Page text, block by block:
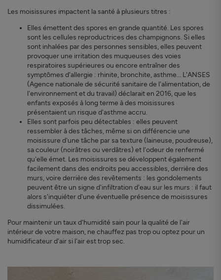
Les moisissures impactent la santé à plusieurs titres :
Elles émettent des spores en grande quantité. Les spores
sont les cellules reproductrices des champignons. Si elles
sont inhalées par des personnes sensibles, elles peuvent
provoquer une irritation des muqueuses des voies
respiratoires supérieures ou encore entraîner des
symptômes d'allergie : rhinite, bronchite, asthme... L'ANSES
(Agence nationale de sécurité sanitaire de l'alimentation, de
l'environnement et du travail) déclarait en 2016, que les
enfants exposés à long terme à des moisissures
présentaient un risque d'asthme accru.
Elles sont parfois peu détectables : elles peuvent
ressembler à des tâches, même si on différencie une
moisissure d'une tâche par sa texture (laineuse, poudreuse),
sa couleur (noirâtres ou verdâtres) et l'odeur de renfermé
qu'elle émet. Les moisissures se développent également
facilement dans des endroits peu accessibles, derrière des
murs, voire derrière des revêtements : les gondolements
peuvent être un signe d'infiltration d'eau sur les murs : il faut
alors s'inquiéter d'une éventuelle présence de moisissures
dissimulées.
Pour maintenir un taux d'humidité sain pour la qualité de l'air
intérieur de votre maison, ne chauffez pas trop ou optez pour un
humidificateur d'air si l'air est trop sec.